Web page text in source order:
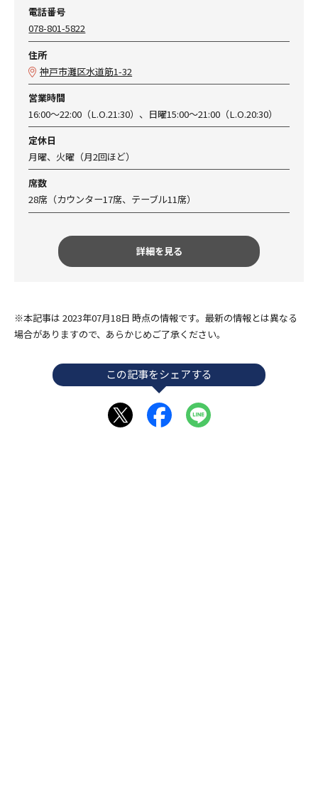
電話番号
078-801-5822
住所
神戸市灘区水道筋1-32
営業時間
16:00～22:00（L.O.21:30）、日曜15:00～21:00（L.O.20:30）
定休日
月曜、火曜（月2回ほど）
席数
28席（カウンター17席、テーブル11席）
詳細を見る
※本記事は 2023年07月18日 時点の情報です。最新の情報とは異なる
場合がありますので、あらかじめご了承ください。
この記事をシェアする